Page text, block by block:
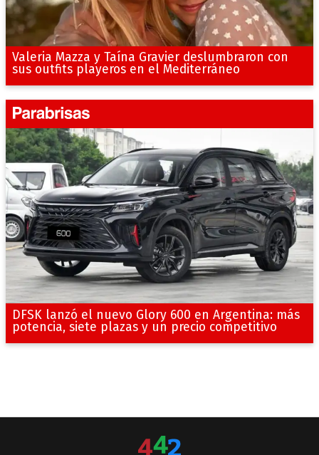
Valeria Mazza y Taína Gravier deslumbraron con
sus outfits playeros en el Mediterráneo
DFSK lanzó el nuevo Glory 600 en Argentina: más
potencia, siete plazas y un precio competitivo